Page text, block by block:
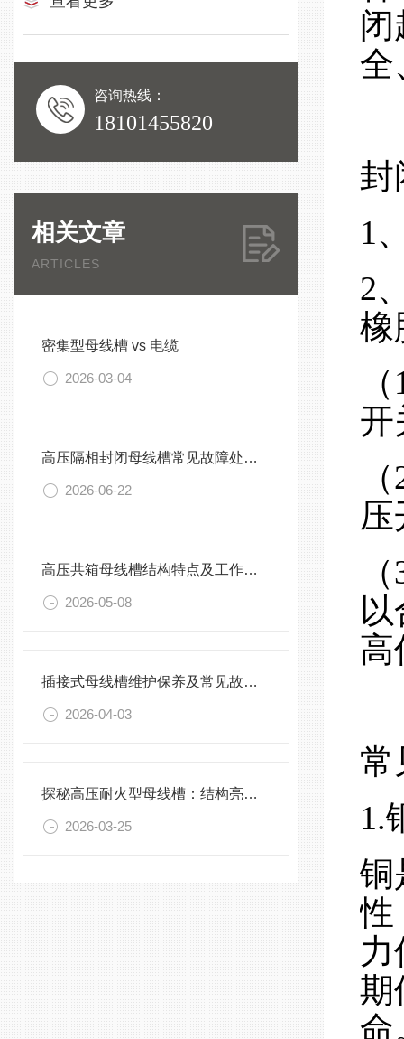
咨询热线：
18101455820
相关文章
ARTICLES
密集型母线槽 vs 电缆
2026-03-04
高压隔相封闭母线槽常见故障处理方案
2026-06-22
高压共箱母线槽结构特点及工作原理
2026-05-08
插接式母线槽维护保养及常见故障处理指南
2026-04-03
探秘高压耐火型母线槽：结构亮点与实用效能
2026-03-25
闭
全
封
1
2
橡
开
压
高
常
1.
铜
性
期
命